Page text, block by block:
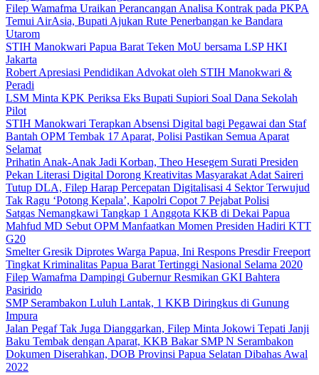
Filep Wamafma Uraikan Perancangan Analisa Kontrak pada PKPA
Temui AirAsia, Bupati Ajukan Rute Penerbangan ke Bandara
Utarom
STIH Manokwari Papua Barat Teken MoU bersama LSP HKI
Jakarta
Robert Apresiasi Pendidikan Advokat oleh STIH Manokwari &
Peradi
LSM Minta KPK Periksa Eks Bupati Supiori Soal Dana Sekolah
Pilot
STIH Manokwari Terapkan Absensi Digital bagi Pegawai dan Staf
Bantah OPM Tembak 17 Aparat, Polisi Pastikan Semua Aparat
Selamat
Prihatin Anak-Anak Jadi Korban, Theo Hesegem Surati Presiden
Pekan Literasi Digital Dorong Kreativitas Masyarakat Adat Saireri
Tutup DLA, Filep Harap Percepatan Digitalisasi 4 Sektor Terwujud
Tak Ragu ‘Potong Kepala’, Kapolri Copot 7 Pejabat Polisi
Satgas Nemangkawi Tangkap 1 Anggota KKB di Dekai Papua
Mahfud MD Sebut OPM Manfaatkan Momen Presiden Hadiri KTT
G20
Smelter Gresik Diprotes Warga Papua, Ini Respons Presdir Freeport
Tingkat Kriminalitas Papua Barat Tertinggi Nasional Selama 2020
Filep Wamafma Dampingi Gubernur Resmikan GKI Bahtera
Pasirido
SMP Serambakon Luluh Lantak, 1 KKB Diringkus di Gunung
Impura
Jalan Pegaf Tak Juga Dianggarkan, Filep Minta Jokowi Tepati Janji
Baku Tembak dengan Aparat, KKB Bakar SMP N Serambakon
Dokumen Diserahkan, DOB Provinsi Papua Selatan Dibahas Awal
2022